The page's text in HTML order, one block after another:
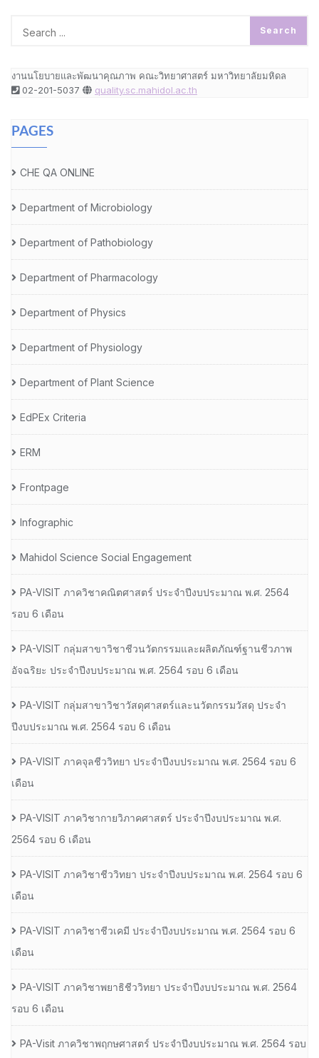
งานนโยบายและพัฒนาคุณภาพ คณะวิทยาศาสตร์ มหาวิทยาลัยมหิดล
02-201-5037
quality.sc.mahidol.ac.th
PAGES
CHE QA ONLINE
Department of Microbiology
Department of Pathobiology
Department of Pharmacology
Department of Physics
Department of Physiology
Department of Plant Science
EdPEx Criteria
ERM
Frontpage
Infographic
Mahidol Science Social Engagement
PA-VISIT ภาควิชาคณิตศาสตร์ ประจำปีงบประมาณ พ.ศ. 2564
รอบ 6 เดือน
PA-VISIT กลุ่มสาขาวิชาชีวนวัตกรรมและผลิตภัณฑ์ฐานชีวภาพ
อัจฉริยะ ประจำปีงบประมาณ พ.ศ. 2564 รอบ 6 เดือน
PA-VISIT กลุ่มสาขาวิชาวัสดุศาสตร์และนวัตกรรมวัสดุ ประจำ
ปีงบประมาณ พ.ศ. 2564 รอบ 6 เดือน
PA-VISIT ภาคจุลชีววิทยา ประจำปีงบประมาณ พ.ศ. 2564 รอบ 6
เดือน
PA-VISIT ภาควิชากายวิภาคศาสตร์ ประจำปีงบประมาณ พ.ศ.
2564 รอบ 6 เดือน
PA-VISIT ภาควิชาชีววิทยา ประจำปีงบประมาณ พ.ศ. 2564 รอบ 6
เดือน
PA-VISIT ภาควิชาชีวเคมี ประจำปีงบประมาณ พ.ศ. 2564 รอบ 6
เดือน
PA-VISIT ภาควิชาพยาธิชีววิทยา ประจำปีงบประมาณ พ.ศ. 2564
รอบ 6 เดือน
PA-Visit ภาควิชาพฤกษศาสตร์ ประจำปีงบประมาณ พ.ศ. 2564 รอบ